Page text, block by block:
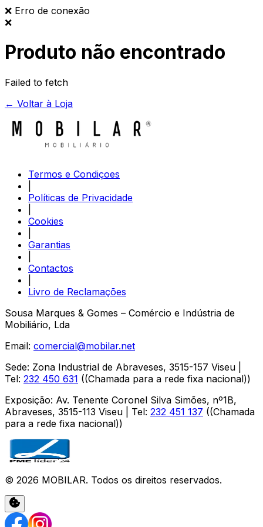
❌ Erro de conexão
❌
Produto não encontrado
Failed to fetch
← Voltar à Loja
Termos e Condiçoes
Políticas de Privacidade
Cookies
Garantias
Contactos
Livro de Reclamações
Sousa Marques & Gomes – Comércio e Indústria de
Mobiliário, Lda
Email: comercial@mobilar.net
Sede: Zona Industrial de Abraveses, 3515-157 Viseu
Tel: 232 450 631 ((Chamada para a rede fixa nacional))
Exposição: Av. Tenente Coronel Silva Simões, nº1B,
Abraveses, 3515-113 Viseu | Tel: 232 451 137 ((Chamada
para a rede fixa nacional))
© 2026 MOBILAR. Todos os direitos reservados.